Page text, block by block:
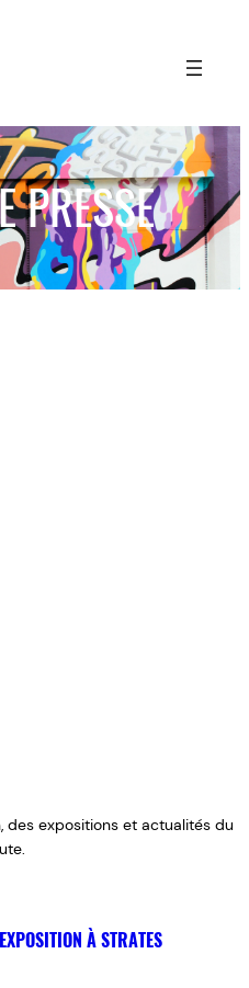
PRESSE
des expositions et actualités du
À STRATES